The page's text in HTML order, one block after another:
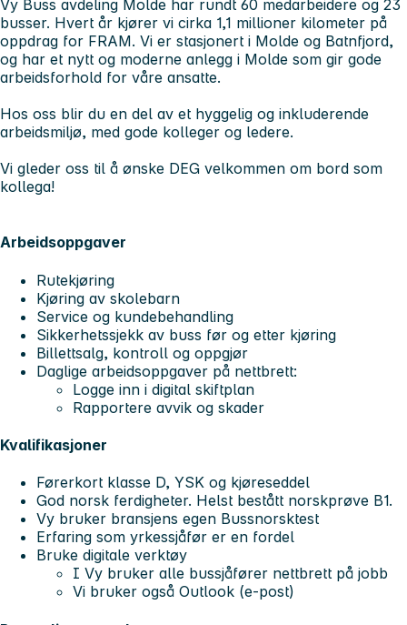
Vy Buss avdeling Molde har rundt 60 medarbeidere og 23
busser. Hvert år kjører vi cirka 1,1 millioner kilometer på
oppdrag for FRAM. Vi er stasjonert i Molde og Batnfjord,
og har et nytt og moderne anlegg i Molde som gir gode
arbeidsforhold for våre ansatte.
Hos oss blir du en del av et hyggelig og inkluderende
arbeidsmiljø, med gode kolleger og ledere.
Vi gleder oss til å ønske DEG velkommen om bord som
kollega!
Arbeidsoppgaver
Rutekjøring
Kjøring av skolebarn
Service og kundebehandling
Sikkerhetssjekk av buss før og etter kjøring
Billettsalg, kontroll og oppgjør
Daglige arbeidsoppgaver på nettbrett:
Logge inn i digital skiftplan
Rapportere avvik og skader
Kvalifikasjoner
Førerkort klasse D, YSK og kjøreseddel
God norsk ferdigheter. Helst bestått norskprøve B1.
Vy bruker bransjens egen Bussnorsktest
Erfaring som yrkessjåfør er en fordel
Bruke digitale verktøy
I Vy bruker alle bussjåfører nettbrett på jobb
Vi bruker også Outlook (e-post)